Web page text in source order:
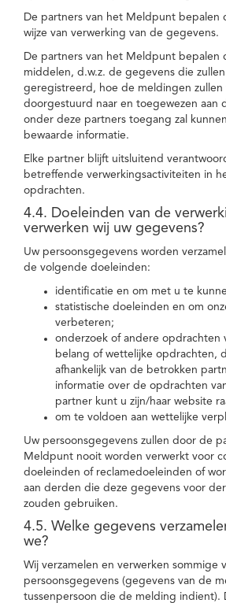
De partners van het Meldpunt bepalen
wijze van verwerking van de gegevens.
De partners van het Meldpunt bepalen
middelen, d.w.z. de gegevens die
geregistreerd, hoe de meldingen zullen
doorgestuurd naar en toegewezen aan
onder deze partners toegang zal
bewaarde informatie.
Elke partner blijft uitsluitend
betreffende verwerkingsactiviteiten in
opdrachten.
4.4. Doeleinden van de
verwerken wij uw gegevens?
Uw persoonsgegevens worden
de volgende doeleinden:
identificatie en om met u te
statistische doeleinden en om
verbeteren;
onderzoek of andere opdrachten
belang of wettelijke opdrachten,
afhankelijk van de betrokken
informatie over de opdrachten
partner kunt u zijn/haar website
om te voldoen aan wettelijke
Uw persoonsgegevens zullen door de
Meldpunt nooit worden verwerkt voor
doeleinden of reclamedoeleinden of
aan derden die deze gegevens voor
zouden gebruiken.
4.5. Welke gegevens
we?
Wij verzamelen en verwerken sommige
persoonsgegevens (gegevens van de
tussenpersoon die de melding indient).